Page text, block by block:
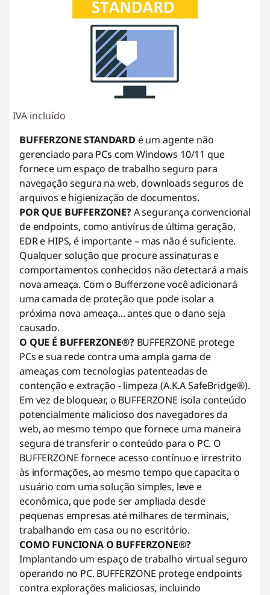
IVA incluído
BUFFERZONE STANDARD é um agente não
gerenciado para PCs com Windows 10/11 que
fornece um espaço de trabalho seguro para
navegação segura na web, downloads seguros de
arquivos e higienização de documentos.
POR QUE BUFFERZONE?A segurança convencional
de endpoints, como antivírus de última geração,
EDR e HIPS, é importante – mas não é suficiente.
Qualquer solução que procure assinaturas e
comportamentos conhecidos não detectará a mais
nova ameaça. Com o Bufferzone você adicionará
uma camada de proteção que pode isolar a
próxima nova ameaça... antes que o dano seja
causado.
O QUE É BUFFERZONE®? BUFFERZONE protege
PCs e sua rede contra uma ampla gama de
ameaças com tecnologias patenteadas de
contenção e extração - limpeza (A.K.A SafeBridge®).
Em vez de bloquear, o BUFFERZONE isola conteúdo
potencialmente malicioso dos navegadores da
web, ao mesmo tempo que fornece uma maneira
segura de transferir o conteúdo para o PC. O
BUFFERZONE fornece acesso contínuo e irrestrito
às informações, ao mesmo tempo que capacita o
usuário com uma solução simples, leve e
econômica, que pode ser ampliada desde
pequenas empresas até milhares de terminais,
trabalhando em casa ou no escritório.
COMO FUNCIONA O BUFFERZONE®?
Implantando um espaço de trabalho virtual seguro
operando no PC. BUFFERZONE protege endpoints
contra explorações maliciosas, incluindo